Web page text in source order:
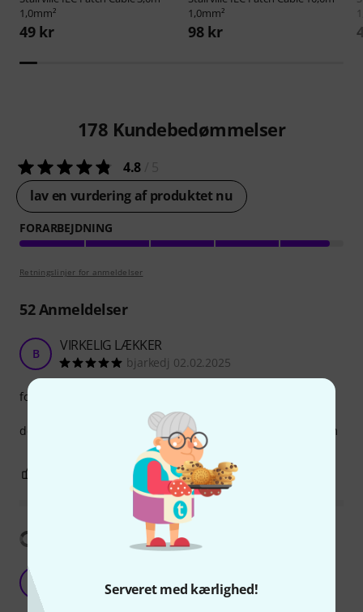
Serveret med kærlighed!
1,0mm²
49 kr
1,0mm²
98 kr
178 Kundebedømmelser
4.8
lav en vurdering af produktet nu
FORARBEJDNING
Retningslinjer for anmeldelser
52Anmeldelser
B VIRKELIG LÆKKER
bjarkedj 02.02.2025
de er virkelig lækker kvalitet har ingen problemer med dem
forarbejdning
ANMELD BEDØMMELSE
ID
Illias de sutter 11.03.2026